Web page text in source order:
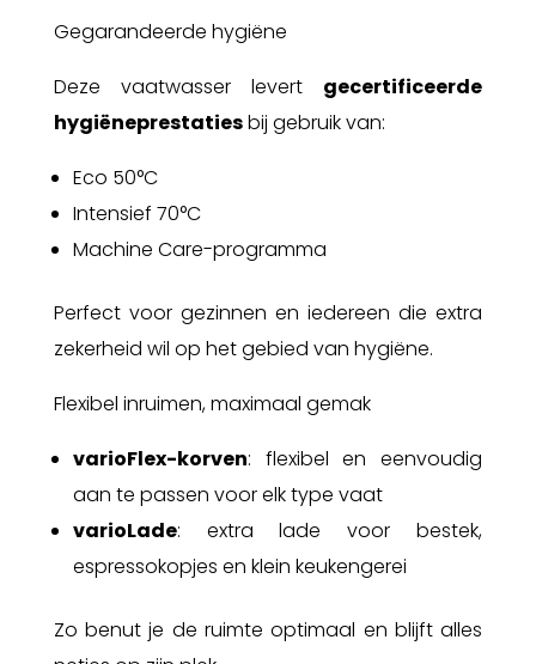
Gegarandeerde hygiëne
Deze vaatwasser levert gecertificeerde
hygiëneprestatiesbij gebruik van:
Eco 50°C
Intensief 70°C
Machine Care-programma
Perfect voor gezinnen en iedereen die extra
zekerheid wil op het gebied van hygiëne.
Flexibel inruimen, maximaal gemak
varioFlex-korven: flexibel en eenvoudig
aan te passen voor elk type vaat
varioLade: extra lade voor bestek,
espressokopjes en klein keukengerei
Zo benut je de ruimte optimaal en blijft alles